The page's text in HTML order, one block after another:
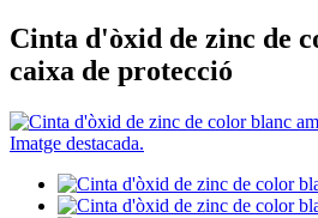
Cinta d'òxid de zinc de
caixa de protecció